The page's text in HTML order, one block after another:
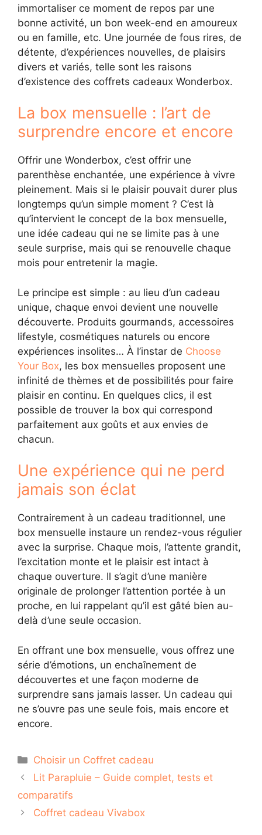
immortaliser ce moment de repos par une
bonne activité, un bon week-end en amoureux
ou en famille, etc. Une journée de fous rires, de
détente, d’expériences nouvelles, de plaisirs
divers et variés, telle sont les raisons
d’existence des coffrets cadeaux Wonderbox.
La box mensuelle : l’art de
surprendre encore et encore
Offrir une Wonderbox, c’est offrir une
parenthèse enchantée, une expérience à vivre
pleinement. Mais si le plaisir pouvait durer plus
longtemps qu’un simple moment ? C’est là
qu’intervient le concept de la box mensuelle,
une idée cadeau qui ne se limite pas à une
seule surprise, mais qui se renouvelle chaque
mois pour entretenir la magie.
Le principe est simple : au lieu d’un cadeau
unique, chaque envoi devient une nouvelle
découverte. Produits gourmands, accessoires
lifestyle, cosmétiques naturels ou encore
expériences insolites… À l’instar de Choose
Your Box, les box mensuelles proposent une
infinité de thèmes et de possibilités pour faire
plaisir en continu. En quelques clics, il est
possible de trouver la box qui correspond
parfaitement aux goûts et aux envies de
chacun.
Une expérience qui ne perd
jamais son éclat
Contrairement à un cadeau traditionnel, une
box mensuelle instaure un rendez-vous régulier
avec la surprise. Chaque mois, l’attente grandit,
l’excitation monte et le plaisir est intact à
chaque ouverture. Il s’agit d’une manière
originale de prolonger l’attention portée à un
proche, en lui rappelant qu’il est gâté bien au-
delà d’une seule occasion.
En offrant une box mensuelle, vous offrez une
série d’émotions, un enchaînement de
découvertes et une façon moderne de
surprendre sans jamais lasser. Un cadeau qui
ne s’ouvre pas une seule fois, mais encore et
encore.
Catégories
Choisir un Coffret cadeau
Lit Parapluie – Guide complet, tests et
comparatifs
Coffret cadeau Vivabox